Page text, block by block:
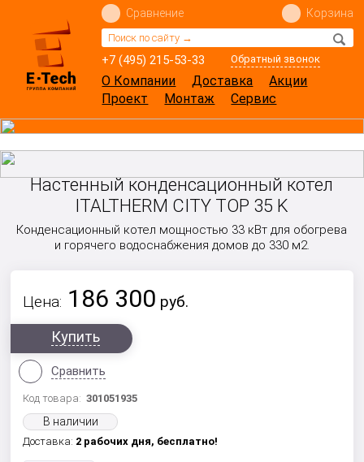
+7 (495) 215-53-33 Обратный звонок
Сравнение Корзина
О Компании Доставка
Акции
Проект
Монтаж Сервис
Настенный конденсационный котел
ITALTHERM CITY TOP 35 K
Конденсационный котел мощностью 33 кВт для обогрева
и горячего водоснабжения домов до 330 м2.
Цена: 186 300 руб.
Купить
Сравнить
Код товара:301051935
В наличии
Доставка: 2 рабочих дня, бесплатно!